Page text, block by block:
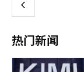
上
热门新闻